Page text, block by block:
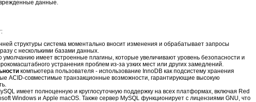
данные.
структуры система моментально вносит изменения и обрабатывает запросы
с несколькими базами данных.
умолчанию имеет встроенные плагины, которые увеличивают уровень безопасности и
устранения проблем из-за узких мест или других замедлений.
компьютера пользователя - использование InnoDB как подсистему хранения
ACID-совместимые транзакционные возможности, га­рантирующие высокую
имеет полноценную и круглосуточную поддержку на всех платформах, включая Red
Windows и Apple macOS. Также сервер MySQL функционирует с лицензиями GNU, что